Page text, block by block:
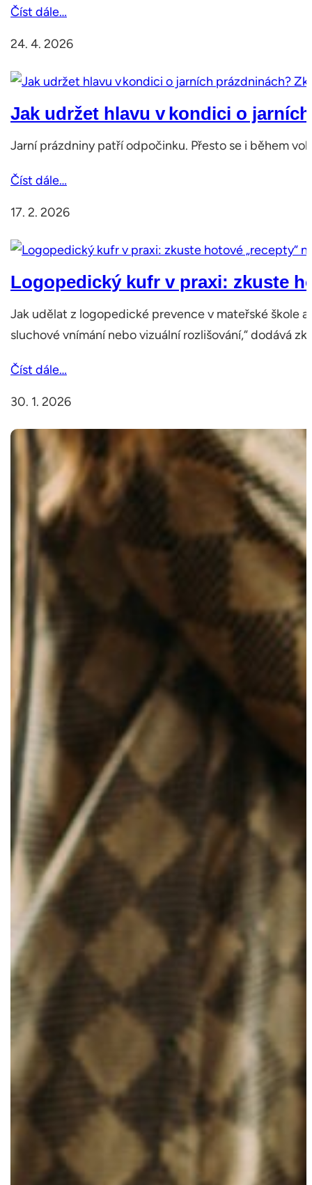
Číst dále…
24. 4. 2026
Jak udržet hlavu v kondici o
Jarní prázdniny patří odpočinku. Přesto se i během
Číst dále…
17. 2. 2026
Logopedický kufr v praxi: zkuste
Jak udělat z logopedické prevence v mateřské škole
sluchové vnímání nebo vizuální rozlišování,“ dodává
Číst dále…
30. 1. 2026